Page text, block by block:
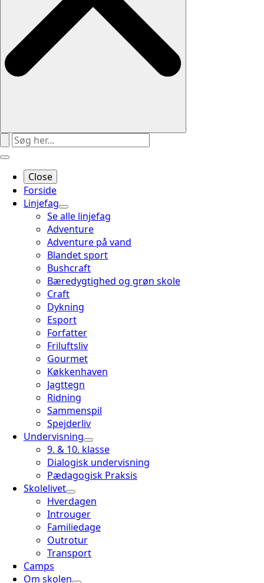
Close
Forside
Linjefag
Se alle linjefag
Adventure
Adventure på vand
Blandet sport
Bushcraft
Bæredygtighed og grøn skole
Craft
Dykning
Esport
Forfatter
Friluftsliv
Gourmet
Køkkenhaven
Jagttegn
Ridning
Sammenspil
Spejderliv
Undervisning
9. & 10. klasse
Dialogisk undervisning
Pædagogisk Praksis
Skolelivet
Hverdagen
Introuger
Familiedage
Outrotur
Transport
Camps
Om skolen